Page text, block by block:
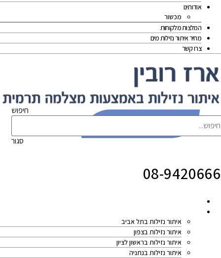
אודותינו
מכשור
המלצות מלקוחות
מחיר איתור נזילות מים
צרו קשר
חיפוש
סגור
08-9420666
איתור נזילות בתל אביב
איתור נזילות בצפון
איתור נזילות בראשון לציון
איתור נזילות בנתניה